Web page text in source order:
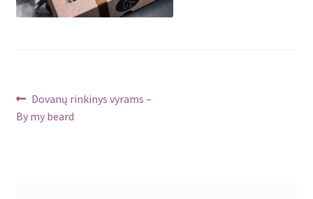
Navigacija
tarp
Ankstenis
įrašas:
Dovanų rinkinys vyrams –
By my beard